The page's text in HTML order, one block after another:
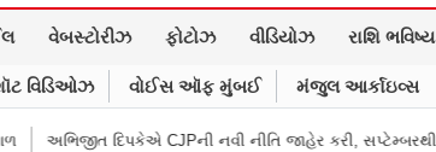
વેબસ્ટોરીઝ ફોટોઝ વીડિયોઝ રાશિ ભવિષ્ય
વિડિઓઝ વોઈસ ઑફ મુંબઈ મંજુલ આર્કાઇવ્સ
CJPની નવી નીતિ જાહેર કરી, સપ્ટેમ્બરથી દેશભારમાં થશે શરૂ